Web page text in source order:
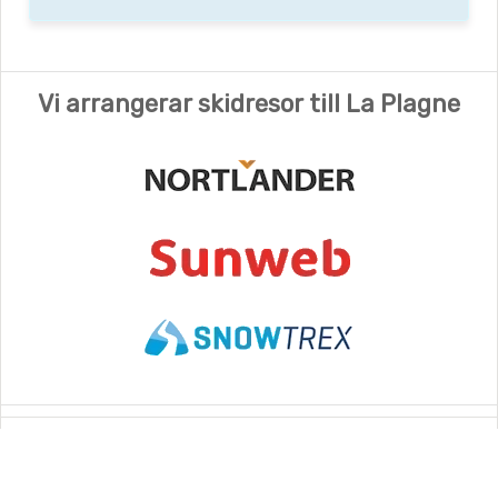
Vi arrangerar skidresor till La Plagne